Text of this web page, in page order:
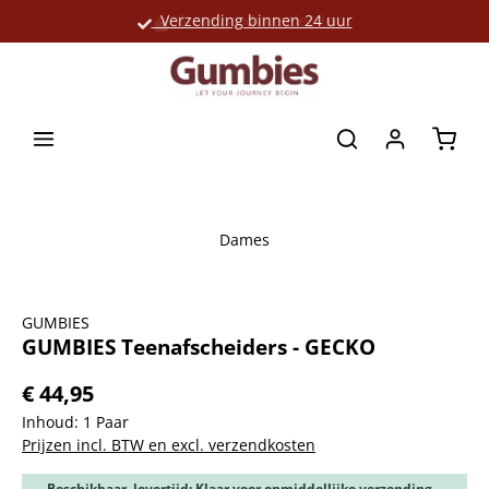
Verzending binnen 24 uur
Grote productselectie
Dames
GUMBIES
GUMBIES Teenafscheiders - GECKO
€ 44,95
Inhoud: 1 Paar
Prijzen incl. BTW en excl. verzendkosten